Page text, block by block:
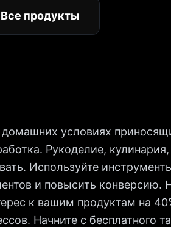
Все продукты
условиях
Рукоделие,
Используйте
и повысить конверсию.
к вашим продуктам на
Начните с бесплатного